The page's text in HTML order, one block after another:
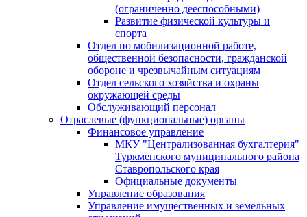
(ограниченно дееспособными)
Развитие физической культуры и
спорта
Отдел по мобилизационной работе,
общественной безопасности, гражданской
оборонe и чрезвычайным ситуациям
Отдел сельского хозяйства и охраны
окружающей среды
Обслуживающий персонал
Отраслевые (функциональные) органы
Финансовое управление
МКУ "Централизованная бухгалтерия"
Туркменского муниципального района
Ставропольского края
Официальные документы
Управление образования
Управление имущественных и земельных